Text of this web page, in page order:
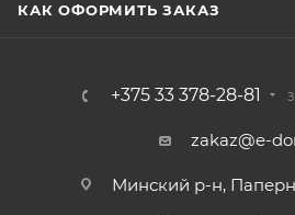
КАК ОФОРМИТЬ ЗАКАЗ
+375 33 378-28-81
zakaz@e-
Минский р-н,